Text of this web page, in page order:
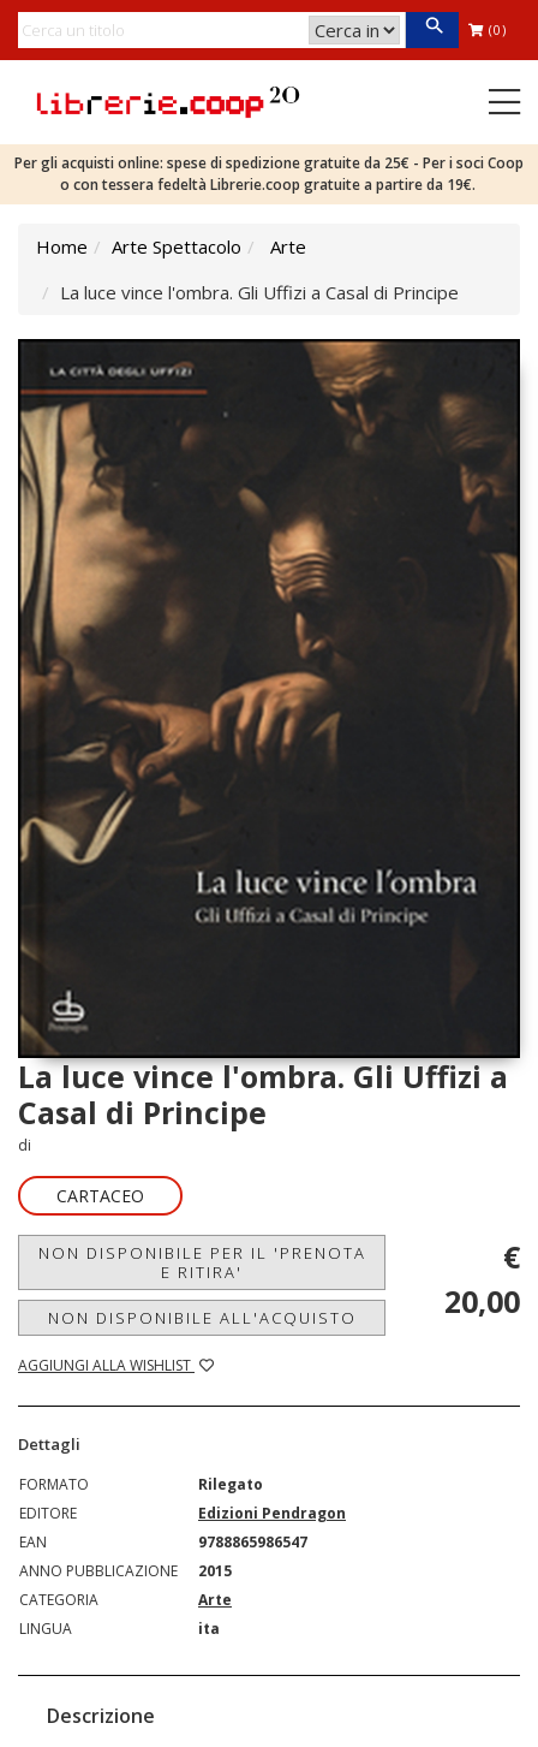
(0)
Per gli acquisti online: spese di spedizione gratuite da 25€ - Per i soci Coop
o con tessera fedeltà Librerie.coop gratuite a partire da 19€.
Home Arte Spettacolo
Arte
La luce vince l'ombra. Gli Uffizi a Casal di Principe
La luce vince l'ombra. Gli Uffizi a
Casal di Principe
di
CARTACEO
NON DISPONIBILE PER IL 'PRENOTA
E RITIRA'
NON DISPONIBILE ALL'ACQUISTO
AGGIUNGI ALLA WISHLIST
€
20,00
Dettagli
FORMATO
Rilegato
EDITORE
Edizioni Pendragon
EAN
9788865986547
ANNO PUBBLICAZIONE
2015
CATEGORIA
Arte
LINGUA
ita
Descrizione